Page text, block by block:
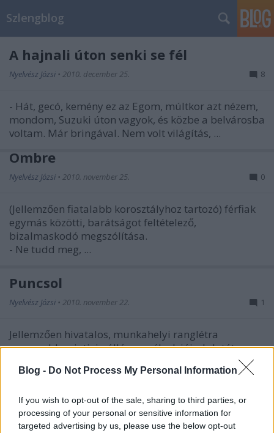
Blog - Do Not Process My Personal Information
If you wish to opt-out of the sale, sharing to third parties, or
processing of your personal or sensitive information for
targeted advertising by us, please use the below opt-out
Szlengblog
A hajnali úton senki se fél
Nyelvész Józsi • 2010. december 25. 8
- Hát, gecó, kemény ez az Egom, múltkor azt nézem,
mondom, Suzuki úton vagyok, és közbe a belvárosba
voltam. Már bringával. Nem volt világítás, ...
Ombre
Nyelvész Józsi • 2010. november 25. 0
(Jellemzően fiatalabb korosztályhoz tartozó) férfiak
egymás közötti, barátságot feltételező,
bizalmaskodó megszólítása.
- Ne tudd meg, ...
Puncsol
Nyelvész Józsi • 2010. november 22. 1
Jellemzően hivatalos, munkahelyi ranglétra
magasabb szintjein álló személyek jóindulatát –
remélt előnyökért – látványosan, a munkahelyi ...
Makkoltat
Nyelvész Józsi• 2010. október 26.